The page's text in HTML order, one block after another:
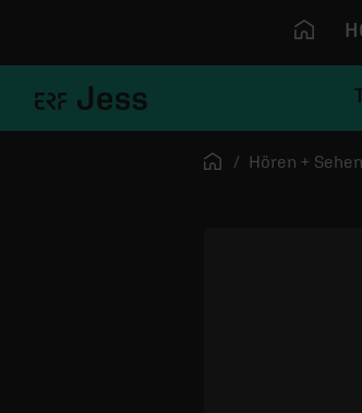
Startseite
Hören + Sehen